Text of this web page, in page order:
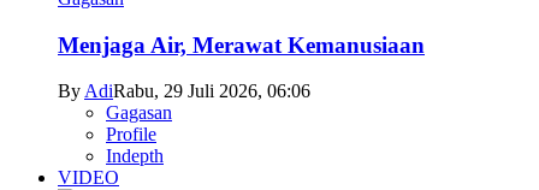
Menjaga Air, Merawat Kemanusiaan
ByAdiRabu, 29 Juli 2026, 06:06
Gagasan
Profile
Indepth
VIDEO